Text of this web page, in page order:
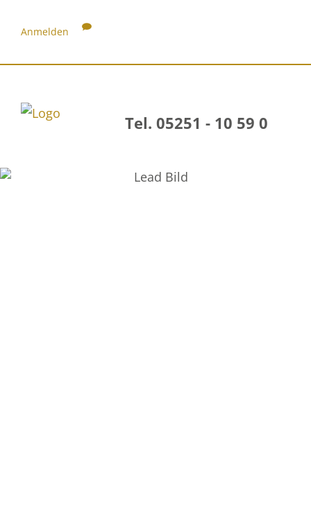
Anmelden
Tel. 05251 - 10 59 0